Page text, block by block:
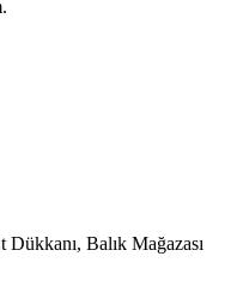
Balık Mağazası